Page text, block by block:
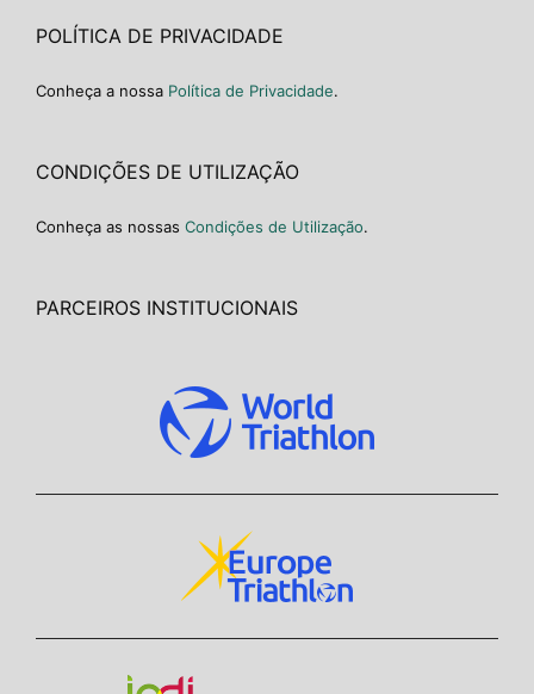
POLÍTICA DE PRIVACIDADE
Conheça a nossa Política de Privacidade.
CONDIÇÕES DE UTILIZAÇÃO
Conheça as nossas Condições de Utilização.
PARCEIROS INSTITUCIONAIS